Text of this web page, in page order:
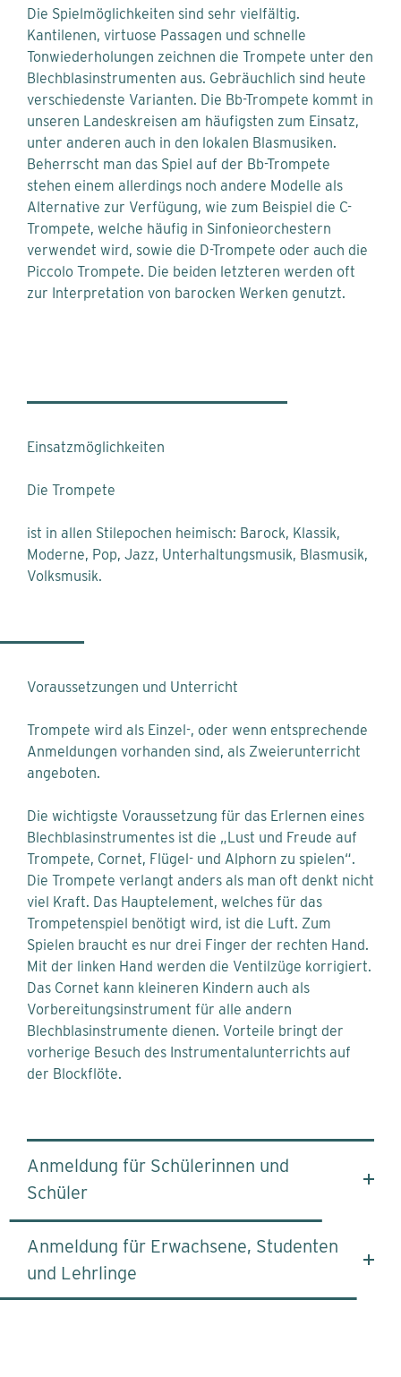
Die Spielmöglichkeiten sind sehr vielfältig.
Kantilenen, virtuose Passagen und schnelle
Tonwiederholungen zeichnen die Trompete unter den
Blechblasinstrumenten aus. Gebräuchlich sind heute
verschiedenste Varianten. Die Bb-Trompete kommt in
unseren Landeskreisen am häufigsten zum Einsatz,
unter anderen auch in den lokalen Blasmusiken.
Beherrscht man das Spiel auf der Bb-Trompete
stehen einem allerdings noch andere Modelle als
Alternative zur Verfügung, wie zum Beispiel die C-
Trompete, welche häufig in Sinfonieorchestern
verwendet wird, sowie die D-Trompete oder auch die
Piccolo Trompete. Die beiden letzteren werden oft
zur Interpretation von barocken Werken genutzt.
Einsatzmöglichkeiten
Die Trompete
ist in allen Stilepochen heimisch: Barock, Klassik,
Moderne, Pop, Jazz, Unterhaltungsmusik, Blasmusik,
Volksmusik.
Voraussetzungen und Unterricht
Trompete wird als Einzel-, oder wenn entsprechende
Anmeldungen vorhanden sind, als Zweierunterricht
angeboten.
Die wichtigste Voraussetzung für das Erlernen eines
Blechblasinstrumentes ist die „Lust und Freude auf
Trompete, Cornet, Flügel- und Alp­horn zu spielen“.
Die Trompete verlangt anders als man oft denkt nicht
viel Kraft. Das Hauptelement, welches für das
Trompetenspiel benötigt wird, ist die Luft. Zum
Spielen braucht es nur drei Finger der rechten Hand.
Mit der linken Hand werden die Ventilzüge korrigiert.
Das Cornet kann kleineren Kindern auch als
Vorbereitungsinstrument für alle andern
Blechblasinstrumente dienen. Vorteile bringt der
vorherige Besuch des Instrumentalunterrichts auf
der Blockflöte.
Anmeldung für Schülerinnen und
Schüler
Anmeldung für Erwachsene, Studenten
und Lehrlinge